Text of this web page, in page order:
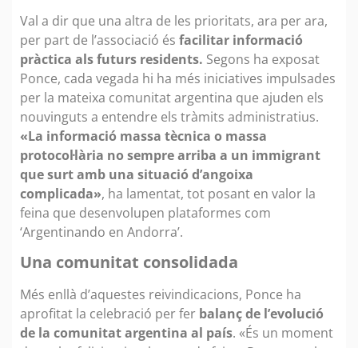
Val a dir que una altra de les prioritats, ara per ara,
per part de l’associació és facilitar informació
pràctica als futurs residents. Segons ha exposat
Ponce, cada vegada hi ha més iniciatives impulsades
per la mateixa comunitat argentina que ajuden els
nouvinguts a entendre els tràmits administratius.
«La informació massa tècnica o massa
protocol·lària no sempre arriba a un immigrant
que surt amb una situació d’angoixa
complicada», ha lamentat, tot posant en valor la
feina que desenvolupen plataformes com
‘Argentinando en Andorra’.
Una comunitat consolidada
Més enllà d’aquestes reivindicacions, Ponce ha
aprofitat la celebració per fer balanç de l’evolució
de la comunitat argentina al país. «És un moment